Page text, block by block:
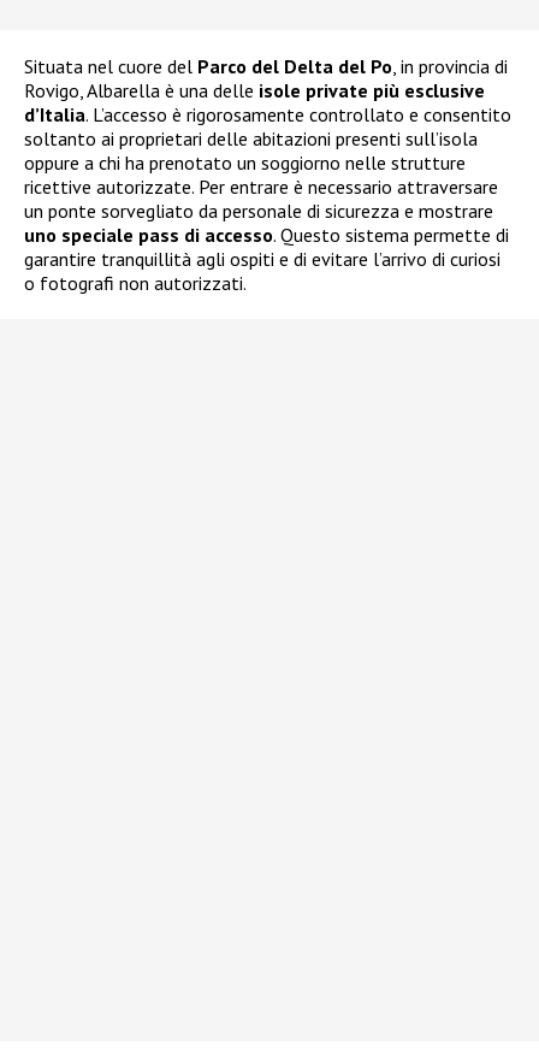
Situata nel cuore del Parco del Delta del Po , in provincia di
Rovigo, Albarella è una delle isole private più esclusive
d’Italia. L’accesso è rigorosamente controllato e consentito
soltanto ai proprietari delle abitazioni presenti sull’isola
oppure a chi ha prenotato un soggiorno nelle strutture
ricettive autorizzate. Per entrare è necessario attraversare
un ponte sorvegliato da personale di sicurezza e mostrare
uno speciale pass di accesso. Questo sistema permette di
garantire tranquillità agli ospiti e di evitare l’arrivo di curiosi
o fotografi non autorizzati.